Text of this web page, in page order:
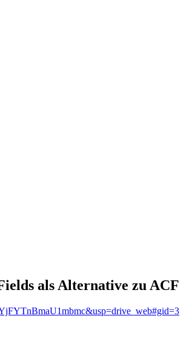
als Alternative zu ACF